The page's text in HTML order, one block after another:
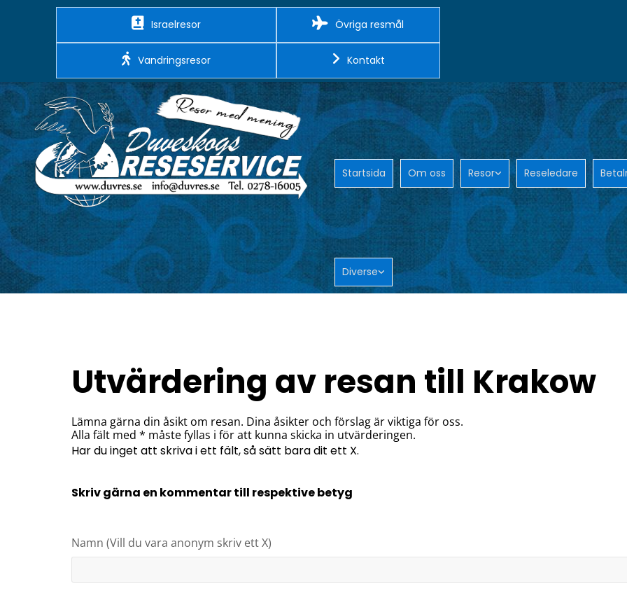
Israelresor Övriga resmål
Vandringsresor Kontakt
Startsida Om oss Resor Reseledare
Diverse
Utvärdering av resan till Krakow
Lämna gärna din åsikt om resan. Dina åsikter och förslag är viktiga för oss.
Alla fält med * måste fyllas i för att kunna skicka in utvärderingen.
Har du inget att skriva i ett fält, så sätt bara dit ett X.
Skriv gärna en kommentar till respektive betyg
Namn (Vill du vara anonym skriv ett X)